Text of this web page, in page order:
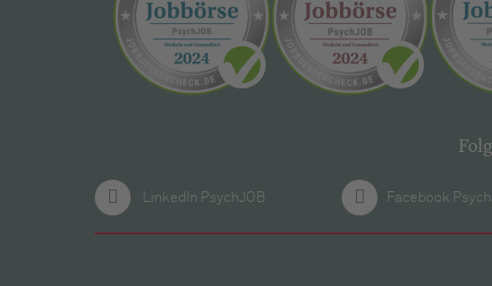
LinkedIn PsychJOB Facebook